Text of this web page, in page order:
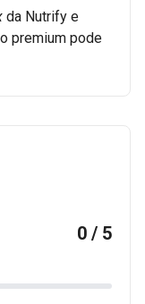
da Nutrify e
premium pode
0 / 5